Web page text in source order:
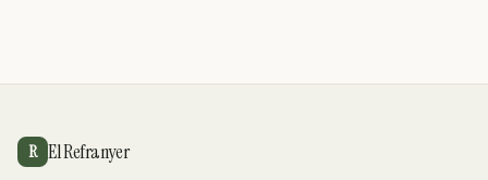
R El Refranyer